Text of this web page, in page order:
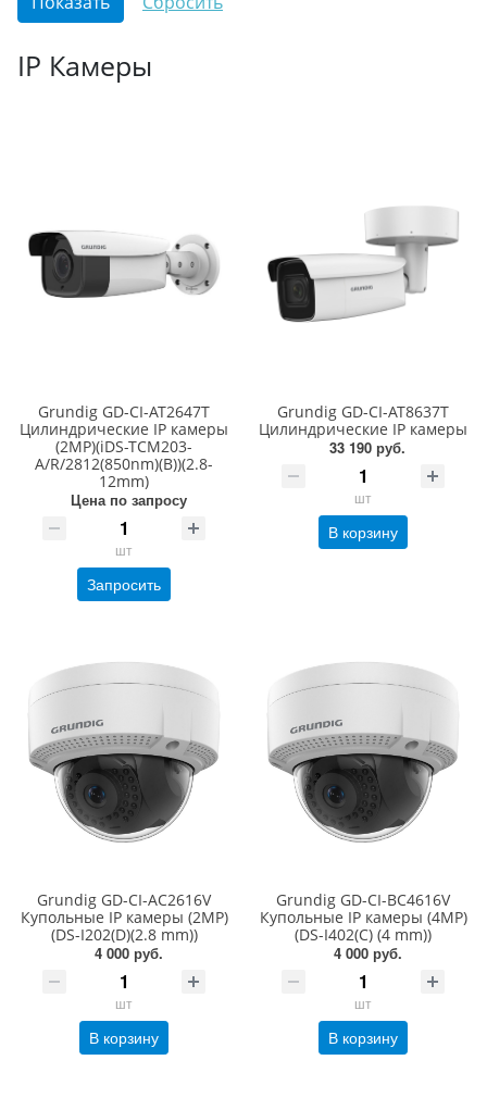
IP Камеры
Grundig GD-CI-AT2647T
Цилиндрические IP камеры
(2MP)(iDS-TCM203-
A/R/2812(850nm)(B))(2.8-
12mm)
Цена по запросу
шт
Запросить
Grundig GD-CI-AT8637T
Цилиндрические IP камеры
33 190 руб.
шт
В корзину
Grundig GD-CI-AC2616V
Купольные IP камеры (2MP)
(DS-I202(D)(2.8 mm))
4 000 руб.
шт
В корзину
Grundig GD-CI-BC4616V
Купольные IP камеры (4MP)
(DS-I402(С) (4 mm))
4 000 руб.
шт
В корзину